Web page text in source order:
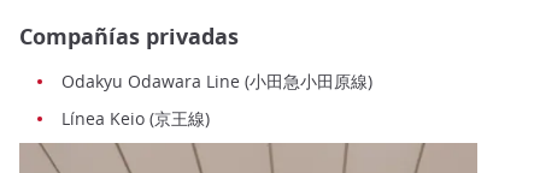
Compañías privadas
Odakyu Odawara Line (小田急小田原線)
Línea Keio (京王線)